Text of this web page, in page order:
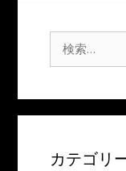
索:
カテゴリ